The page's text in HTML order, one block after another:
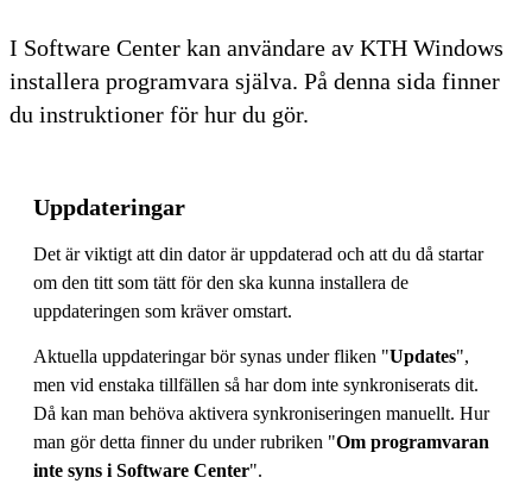
I Software Center kan användare av KTH Windows
installera programvara själva. På denna sida finner
du instruktioner för hur du gör.
Uppdateringar
Det är viktigt att din dator är uppdaterad och att du då startar
om den titt som tätt för den ska kunna installera de
uppdateringen som kräver omstart.
Aktuella uppdateringar bör synas under fliken "Updates",
men vid enstaka tillfällen så har dom inte synkroniserats dit.
Då kan man behöva aktivera synkroniseringen manuellt. Hur
man gör detta finner du under rubriken "Om programvaran
inte syns i Software Center".